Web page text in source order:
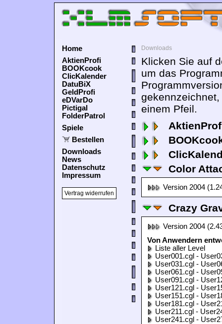
Home
AktienProfi
BOOKcook
ClicKalender
DatuBiX
GeldProfi
eDVarDo
Pictigal
FolderPatrol
Spiele
Bestellen
Downloads
News
Datenschutz
Impressum
Vertrag widerrufen
Downloads
Klicken Sie auf
um das
einem Pfeil.
Color
Version 2004
Crazy
Version 2004
Von Anwendern
Liste aller Level
User001.cgl -
User031.cgl -
User061.cgl -
User091.cgl -
User121.cgl -
User151.cgl -
User181.cgl -
User211.cgl -
User241.cgl -